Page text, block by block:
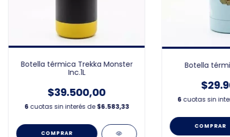
Botella térmica Trekka Monster
Inc.1L
$39.500,00
6 cuotas sin interés de$6.583,33
Botella
6 cuotas sin